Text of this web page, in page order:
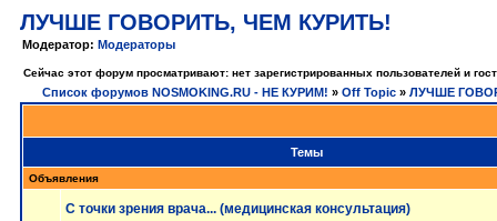
ЛУЧШЕ ГОВОРИТЬ, ЧЕМ КУРИТЬ!
Модератор: Модераторы
Сейчас этот форум просматривают: нет зарегистрированных пользователей и
Список форумов NOSMOKING.RU - НЕ КУРИМ! » Off Topic » ЛУЧШЕ
Темы
Объявления
С точки зрения врача... (медицинская консультация)